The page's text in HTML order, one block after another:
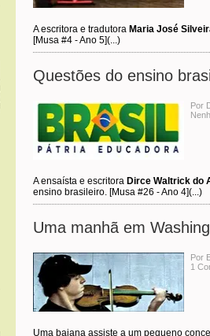
A escritora e tradutora Maria José
[Musa #4 - Ano 5](...)
Questões do ensino
Por
A ensaísta e escritora Dirce Waltrick do
ensino brasileiro. [Musa #26 - Ano 4](...)
Uma manhã em
Por
1
Uma baiana assiste a um pequeno